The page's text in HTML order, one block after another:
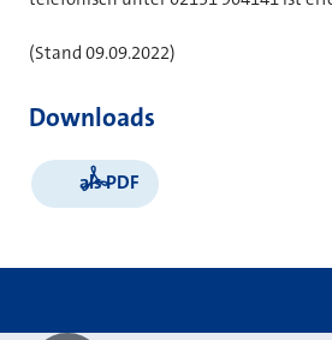
(Stand 09.09.2022)
Downloads
als PDF